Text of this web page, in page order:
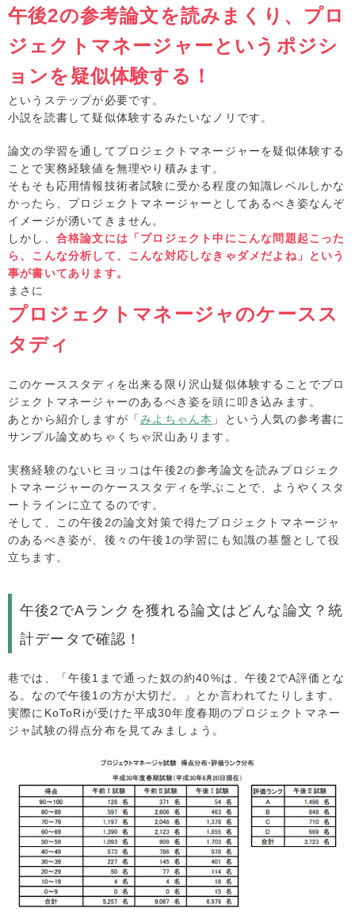
午後2の参考論文を読みまくり、プロ
ジェクトマネージャーというポジシ
ョンを疑似体験する！
というステップが必要です。
小説を読書して疑似体験するみたいなノリです。
論文の学習を通してプロジェクトマネージャーを疑似体験する
ことで実務経験値を無理やり積みます。
そもそも応用情報技術者試験に受かる程度の知識レベルしかな
かったら、プロジェクトマネージャーとしてあるべき姿なんぞ
イメージが湧いてきません。
しかし、 合格論文には「プロジェクト中にこんな問題起こった
ら、こんな分析して、こんな対応しなきゃダメだよね」という
事が書いてあります。
まさに
プロジェクトマネージャのケースス
タディ
このケーススタディを出来る限り沢山疑似体験することでプロ
ジェクトマネージャーのあるべき姿を頭に叩き込みます。
あとから紹介しますが「みよちゃん本 」という人気の参考書に
サンプル論文めちゃくちゃ沢山あります。
実務経験のないヒヨッコは午後2の参考論文を読みプロジェク
トマネージャーのケーススタディを学ぶことで、ようやくスタ
ートラインに立てるのです。
そして、この午後2の論文対策で得たプロジェクトマネージャ
のあるべき姿が、後々の午後1の学習にも知識の基盤として役
立ちます。
午後2でAランクを獲れる論文はどんな論文？統
計データで確認！
巷では、「午後1まで通った奴の約40%は、午後2でA評価とな
る。なので午後1の方が大切だ。」とか言われてたりします。
実際にKoToRiが受けた平成30年度春期のプロジェクトマネー
ジャ試験の得点分布を見てみましょう。